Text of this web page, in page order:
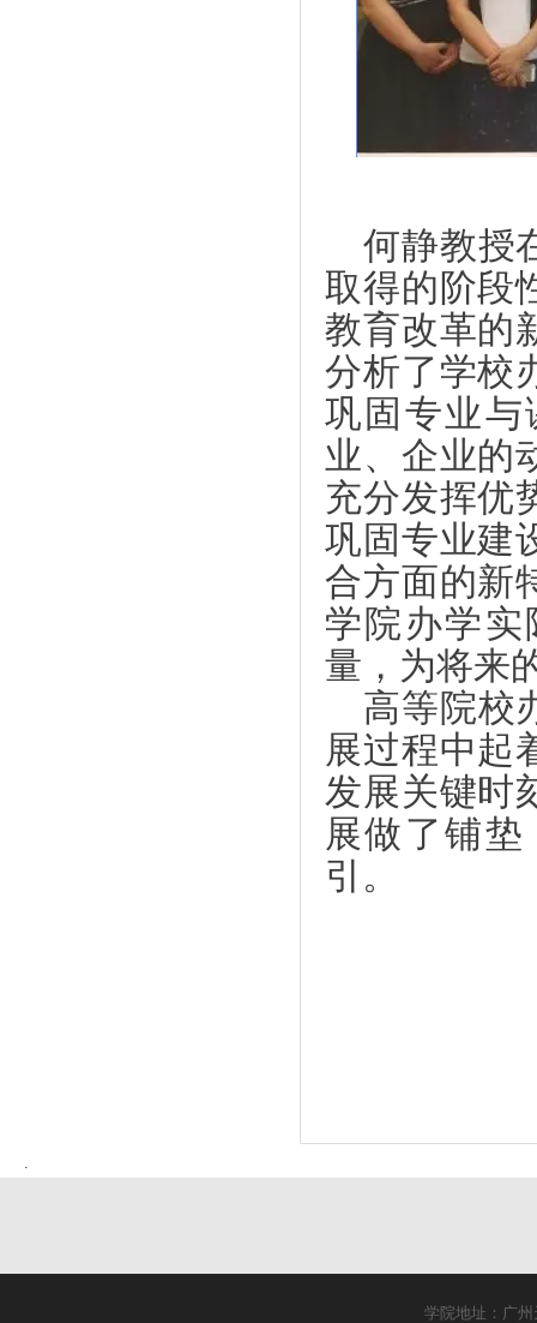
何静教授
取得的阶段
教育改革的
分析了学校
巩固专业与
业、企业的
充分发挥优
巩固专业建
合方面的新
学院办学
量，为将来
高等院校
展过程中起
发展关键时
展做了铺
引。
学院地址：广